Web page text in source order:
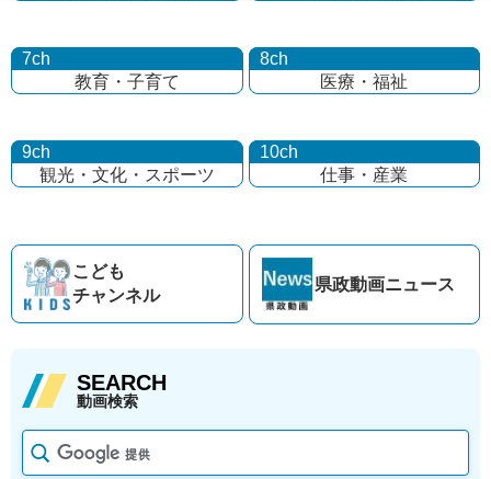
7ch
教育・子育て
8ch
医療・福祉
9ch
観光・文化・ スポーツ
10ch
仕事・産業
こども
チャンネル
県政動画ニュース
SEARCH
動画検索